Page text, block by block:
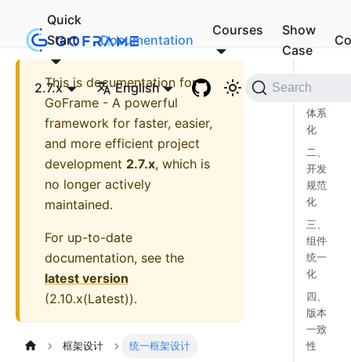
Quick
Start
Documentation
Courses
Show
Case
2.7.x English Search
This is documentation for
GoFrame - A powerful
framework for faster, easier,
and more efficient project
development 2.7.x, which is
no longer actively
maintained.
For up-to-date
documentation, see the
latest version
(2.10.x(Latest)).
框架设计 统一框架设计
一、
体系
化
二、
开发
规范
化
三、
组件
统一
化
四、
版本
一致
性